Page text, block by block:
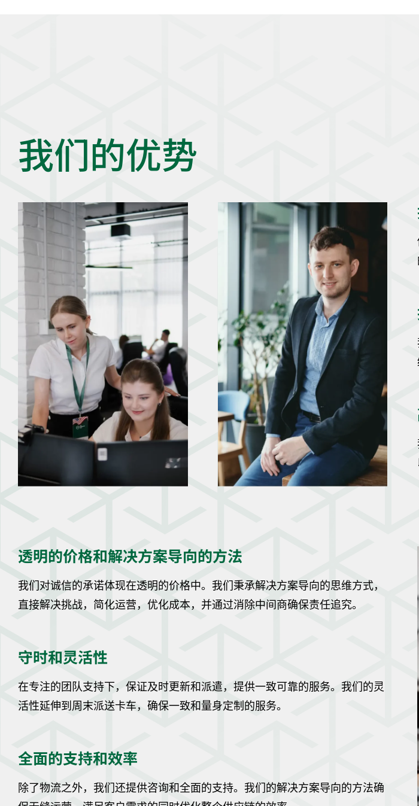
我们的优势
透明的价格和解决方案导向的方法
我们对诚信的承诺体现在透明的价格中。我们秉承解决方案导向的思维方式，
直接解决挑战，简化运营，优化成本，并通过消除中间商确保责任追究。
守时和灵活性
在专注的团队支持下，保证及时更新和派遣，提供一致可靠的服务。我们的灵
活性延伸到周末派送卡车，确保一致和量身定制的服务。
全面的支持和效率
除了物流之外，我们还提供咨询和全面的支持。我们的解决方案导向的方法确